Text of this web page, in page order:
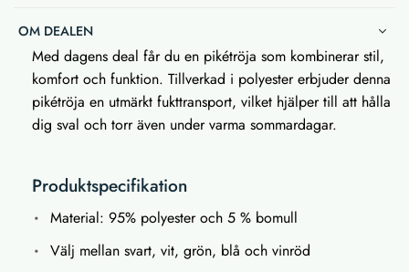
OM DEALEN
Med dagens deal får du en pikétröja som kombinerar stil,
komfort och funktion. Tillverkad i polyester erbjuder denna
pikétröja en utmärkt fukttransport, vilket hjälper till att hålla
dig sval och torr även under varma sommardagar.
Produktspecifikation
Material: 95% polyester och 5 % bomull
Välj mellan svart, vit, grön, blå och vinröd